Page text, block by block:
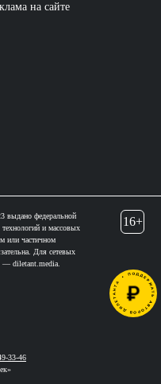
на сайте
выдано федеральной
и массовых
или частичном
Для сетевых
— diletant.media.
33-46
16+